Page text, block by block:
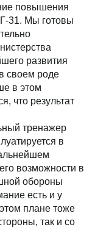
повышения
31. Мы готовы
развития
своем роде
в этом
что результат
тренажер
в
возможности в
обороны
есть и у
плане тоже
так и со